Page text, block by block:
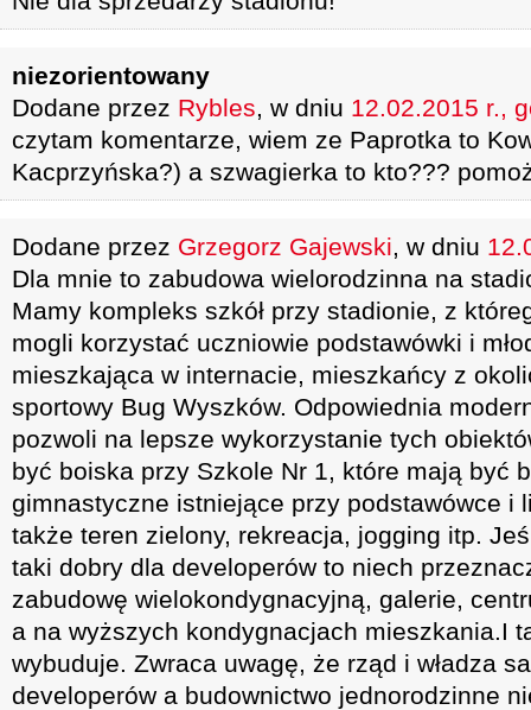
niezorientowany
Dodane przez Rybles, w dniu 12.02.2015 r.,
czytam komentarze, wiem ze Paprotka to
Kacprzyńska?) a szwagierka to kto???
Dodane przez Grzegorz Gajewski, w dniu
Dla mnie to zabudowa wielorodzinna na
Mamy kompleks szkół przy stadionie, z
mogli korzystać uczniowie podstawówki i
mieszkająca w internacie, mieszkańcy z
sportowy Bug Wyszków. Odpowiednia
pozwoli na lepsze wykorzystanie tych
być boiska przy Szkole Nr 1, które mają być
gimnastyczne istniejące przy podstawówce i
także teren zielony, rekreacja, jogging itp.
taki dobry dla developerów to niech
zabudowę wielokondygnacyjną, galerie,
a na wyższych kondygnacjach mieszkania.I
wybuduje. Zwraca uwagę, że rząd i władza
developerów a budownictwo jednorodzinne